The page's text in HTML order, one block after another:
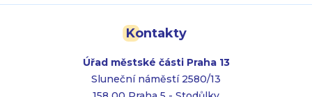
Kontakty
Úřad městské části Praha 13
Sluneční náměstí 2580/13